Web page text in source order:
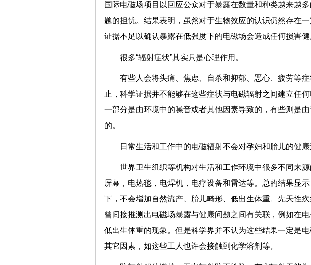
国际电磁场项目以回应公众对于暴露在数量和种类越来越
题的担忧。结果表明，虽然对于生物效应的认识仍然存在
证据不足以确认暴露在低强度下的电磁场会造成任何损害健
很多“辐射症状”其实只是心理作用。
有些人会将头痛、焦虑、自杀和抑郁、恶心、疲劳等
止，科学证据并不能够在这些症状与电磁辐射之间建立任
一部分是由环境中的噪音或者其他因素导致的，有些则是
的。
日常生活和工作中的电磁辐射不会对孕妇和胎儿的健康
世界卫生组织等机构对生活和工作环境中很多不同来
屏幕，电热毯，电焊机，电疗设备和雷达等。总的结果显
下，不会增加自然流产、胎儿畸形、低出生体重、先天性
曾间接推测出电磁场暴露与健康问题之间有关联，例如在
低出生体重的现象。但是科学界并不认为这些结果一定是
其它因素，如这些工人也许会接触到化学溶剂等。